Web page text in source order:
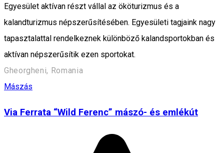
Egyesület aktívan részt vállal az ököturizmus és a
kalandturizmus népszerűsítésében. Egyesületi tagjaink nagy
tapasztalattal rendelkeznek különböző kalandsportokban és
aktívan népszerűsítik ezen sportokat.
Gheorgheni, Romania
Mászás
Via Ferrata “Wild Ferenc” mászó- és emlékút